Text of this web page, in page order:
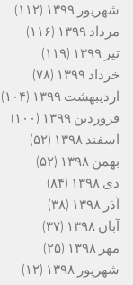
شهریور ۱۳۹۹
(۱۱۲)
مرداد ۱۳۹۹
(۱۱۶)
تیر ۱۳۹۹
(۱۱۹)
خرداد ۱۳۹۹
(۷۸)
اردیبهشت ۱۳۹۹
(۱۰۴)
فروردین ۱۳۹۹
(۱۰۰)
اسفند ۱۳۹۸
(۵۲)
بهمن ۱۳۹۸
(۵۲)
دی ۱۳۹۸
(۸۴)
آذر ۱۳۹۸
(۳۸)
آبان ۱۳۹۸
(۳۷)
مهر ۱۳۹۸
(۲۵)
شهریور ۱۳۹۸
(۱۲)